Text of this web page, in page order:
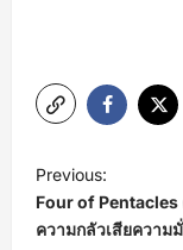
o
s
Previous:
Four of Pentacles
ความกลัวเสียความ